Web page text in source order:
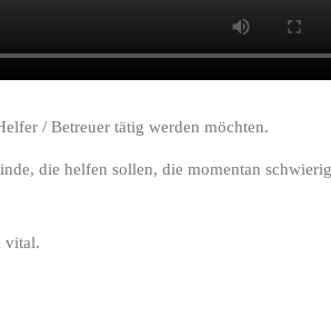
/ Betreuer tätig werden möchten.
die helfen sollen, die momentan
vital.